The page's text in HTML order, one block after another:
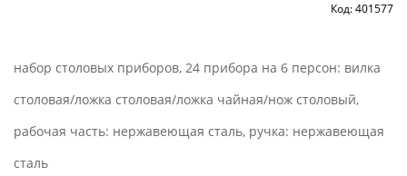
Код: 401577
набор столовых приборов, 24 прибора на 6 персон: вилка
столовая/ложка столовая/ложка чайная/нож столовый,
рабочая часть: нержавеющая сталь, ручка: нержавеющая
сталь